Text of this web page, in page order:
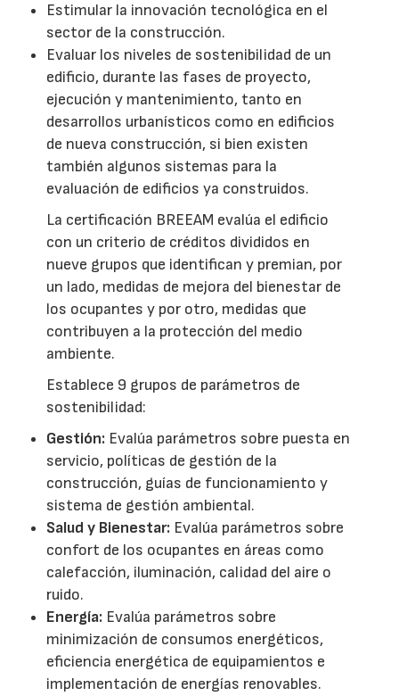
Estimular la innovación tecnológica en el
sector de la construcción.
Evaluar los niveles de sostenibilidad de un
edificio, durante las fases de proyecto,
ejecución y mantenimiento, tanto en
desarrollos urbanísticos como en edificios
de nueva construcción, si bien existen
también algunos sistemas para la
evaluación de edificios ya construidos.
La certificación BREEAM evalúa el edificio
con un criterio de créditos divididos en
nueve grupos que identifican y premian, por
un lado, medidas de mejora del bienestar de
los ocupantes y por otro, medidas que
contribuyen a la protección del medio
ambiente.
Establece 9 grupos de parámetros de
sostenibilidad:
Gestión: Evalúa parámetros sobre puesta en
servicio, políticas de gestión de la
construcción, guías de funcionamiento y
sistema de gestión ambiental.
Salud y Bienestar: Evalúa parámetros sobre
confort de los ocupantes en áreas como
calefacción, iluminación, calidad del aire o
ruido.
Energía: Evalúa parámetros sobre
minimización de consumos energéticos,
eficiencia energética de equipamientos e
implementación de energías renovables.